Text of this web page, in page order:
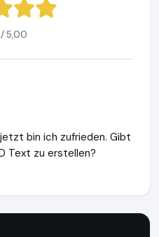
5,00
bin ich zufrieden. Gibt
Text zu erstellen?